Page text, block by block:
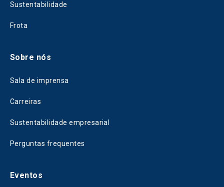
Sustentabilidade
Frota
Sobre nós
Sala de imprensa
Carreiras
Sustentabilidade empresarial
Perguntas frequentes
Eventos